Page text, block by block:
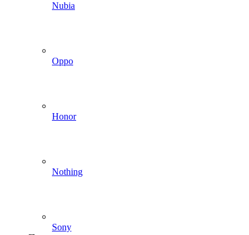
Nubia
Oppo
Honor
Nothing
Sony